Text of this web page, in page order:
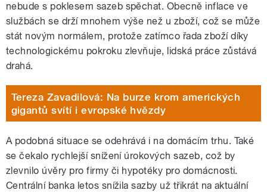
nebude s poklesem sazeb spěchat. Obecně inflace ve
službách se drží mnohem výše než u zboží, což se může
stát novým normálem, protože zatímco řada zboží díky
technologickému pokroku zlevňuje, lidská práce zůstává
drahá.
Tereza Zavadilová: Na burze krom amerických
gigantů svítí i evropské hvězdy
A podobná situace se odehrává i na domácím trhu. Také
se čekalo rychlejší snížení úrokových sazeb, což by
zlevnilo úvěry pro firmy či hypotéky pro domácnosti.
Centrální banka letos snížila sazby už třikrát na aktuální